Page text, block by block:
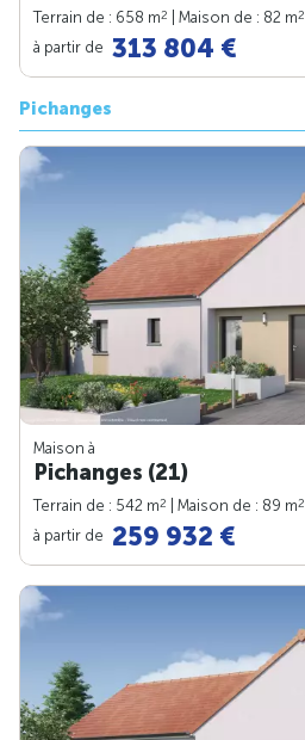
Terrain de : 658 m2 | Maison de : 82 m2
à partir de 313 804 €
Pichanges
Maison à
Pichanges (21)
Terrain de : 542 m2 | Maison de : 89 m2
à partir de 259 932 €